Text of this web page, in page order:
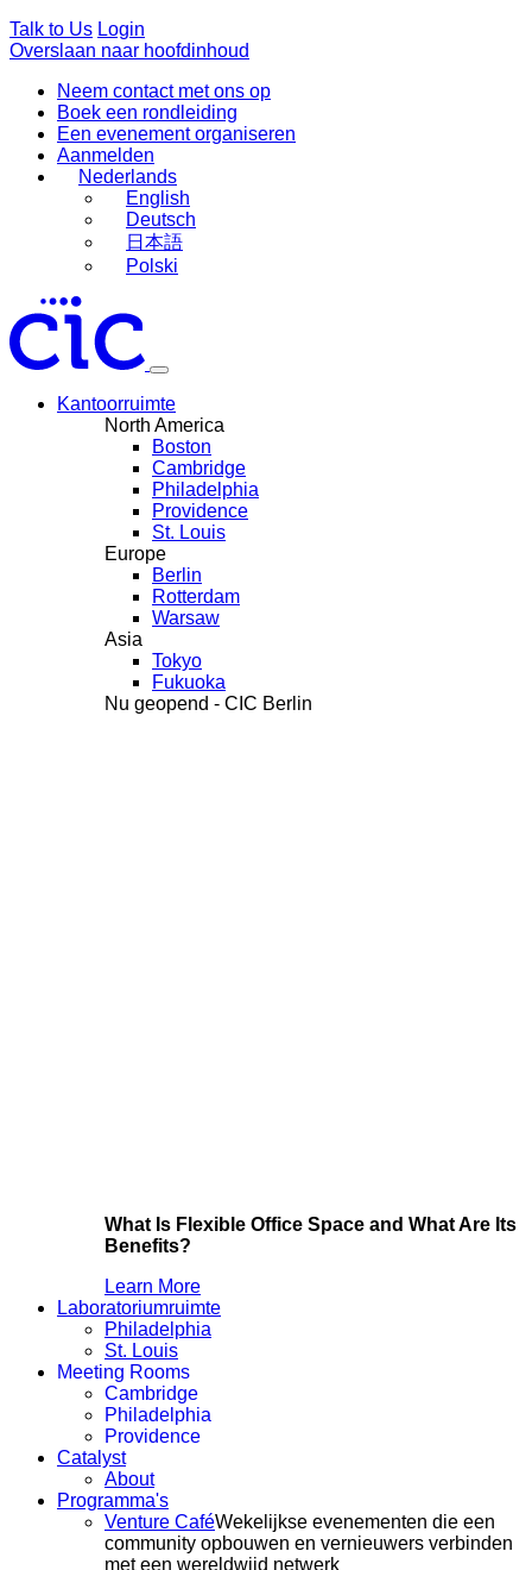
Talk to Us Login
Overslaan naar hoofdinhoud
Neem contact met ons op
Boek een rondleiding
Een evenement organiseren
Aanmelden
Nederlands
English
Deutsch
日本語
Polski
Kantoorruimte
North America
Boston
Cambridge
Philadelphia
Providence
St. Louis
Europe
Berlin
Rotterdam
Warsaw
Asia
Tokyo
Fukuoka
Nu geopend - CIC Berlin
What Is Flexible Office Space and What Are Its
Benefits?
Learn More
Laboratoriumruimte
Philadelphia
St. Louis
Meeting Rooms
Cambridge
Philadelphia
Providence
Catalyst
About
Programma's
Venture CaféWekelijkse evenementen die een
community opbouwen en vernieuwers verbinden
met een wereldwijd netwerk